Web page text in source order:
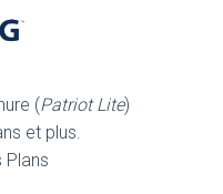
(Patriot Lite)
et plus.
Plans